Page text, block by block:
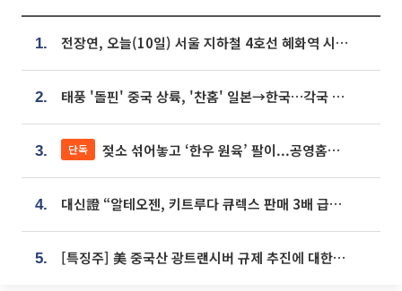
1. 전장연, 오늘(10일) 서울 지하철 4호선 혜화역 시위…1호선 용산역 무정차
2. 태풍 '돌핀' 중국 상륙, '찬홈' 일본→한국…각국 기상청 예상 경로는?
3. 단독 젖소 섞어놓고 ‘한우 원육’ 팔이...공영홈쇼핑 표기·검증 구멍
4. 대신證 “알테오젠, 키트루다 큐렉스 판매 3배 급증…목표가 41만원 상향”
5. [특징주] 美 중국산 광트랜시버 규제 추진에 대한광통신 등 광통신株 강세